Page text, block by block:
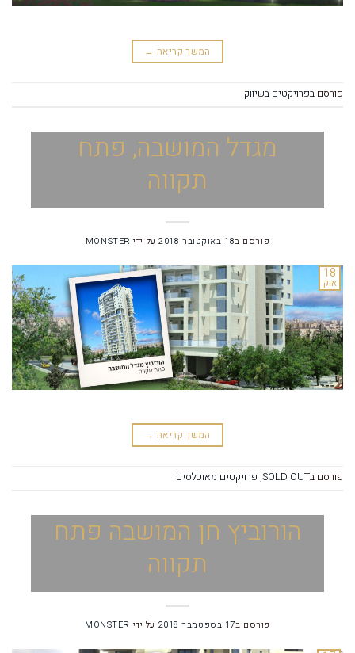
המשך קריאה →
פורסם בפרויקטים בשיווק
מגדל המושבה, פתח
תקווה
פורסם ב18 באוקטובר 2018 על ידי MONSTER
18
אוק
המשך קריאה →
פורסם בSOLD OUT
, פרויקטים מאוכלסים
הורוביץ חן המושבה פתח
תקווה
פורסם ב17 בספטמבר 2018 על ידי MONSTER